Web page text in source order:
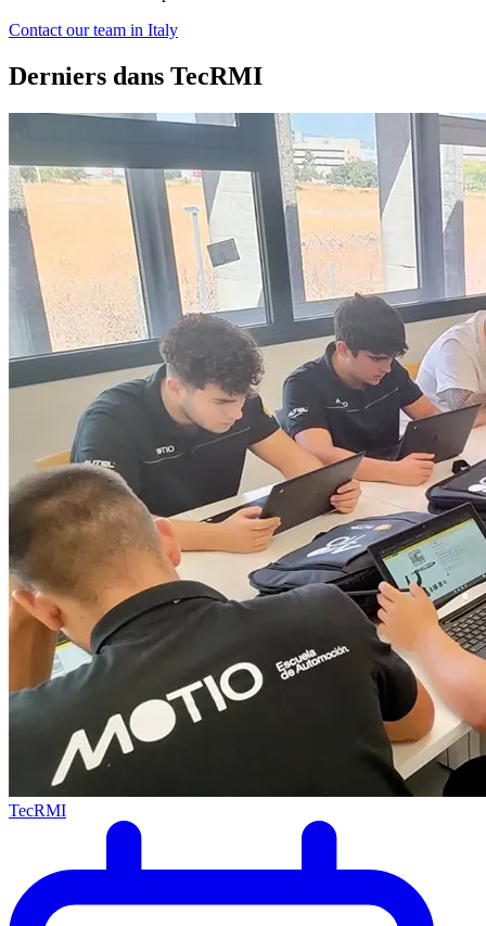
Contact our team in Italy
Derniers dans TecRMI
TecRMI